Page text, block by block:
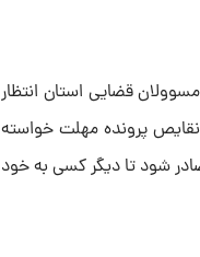
قضایی استان انتظار
به عمل آید. ظاهرا ۱۰ روز جهت رفع نقایص پرونده مهلت خواسته
صادر شود تا دیگر کسی به خود